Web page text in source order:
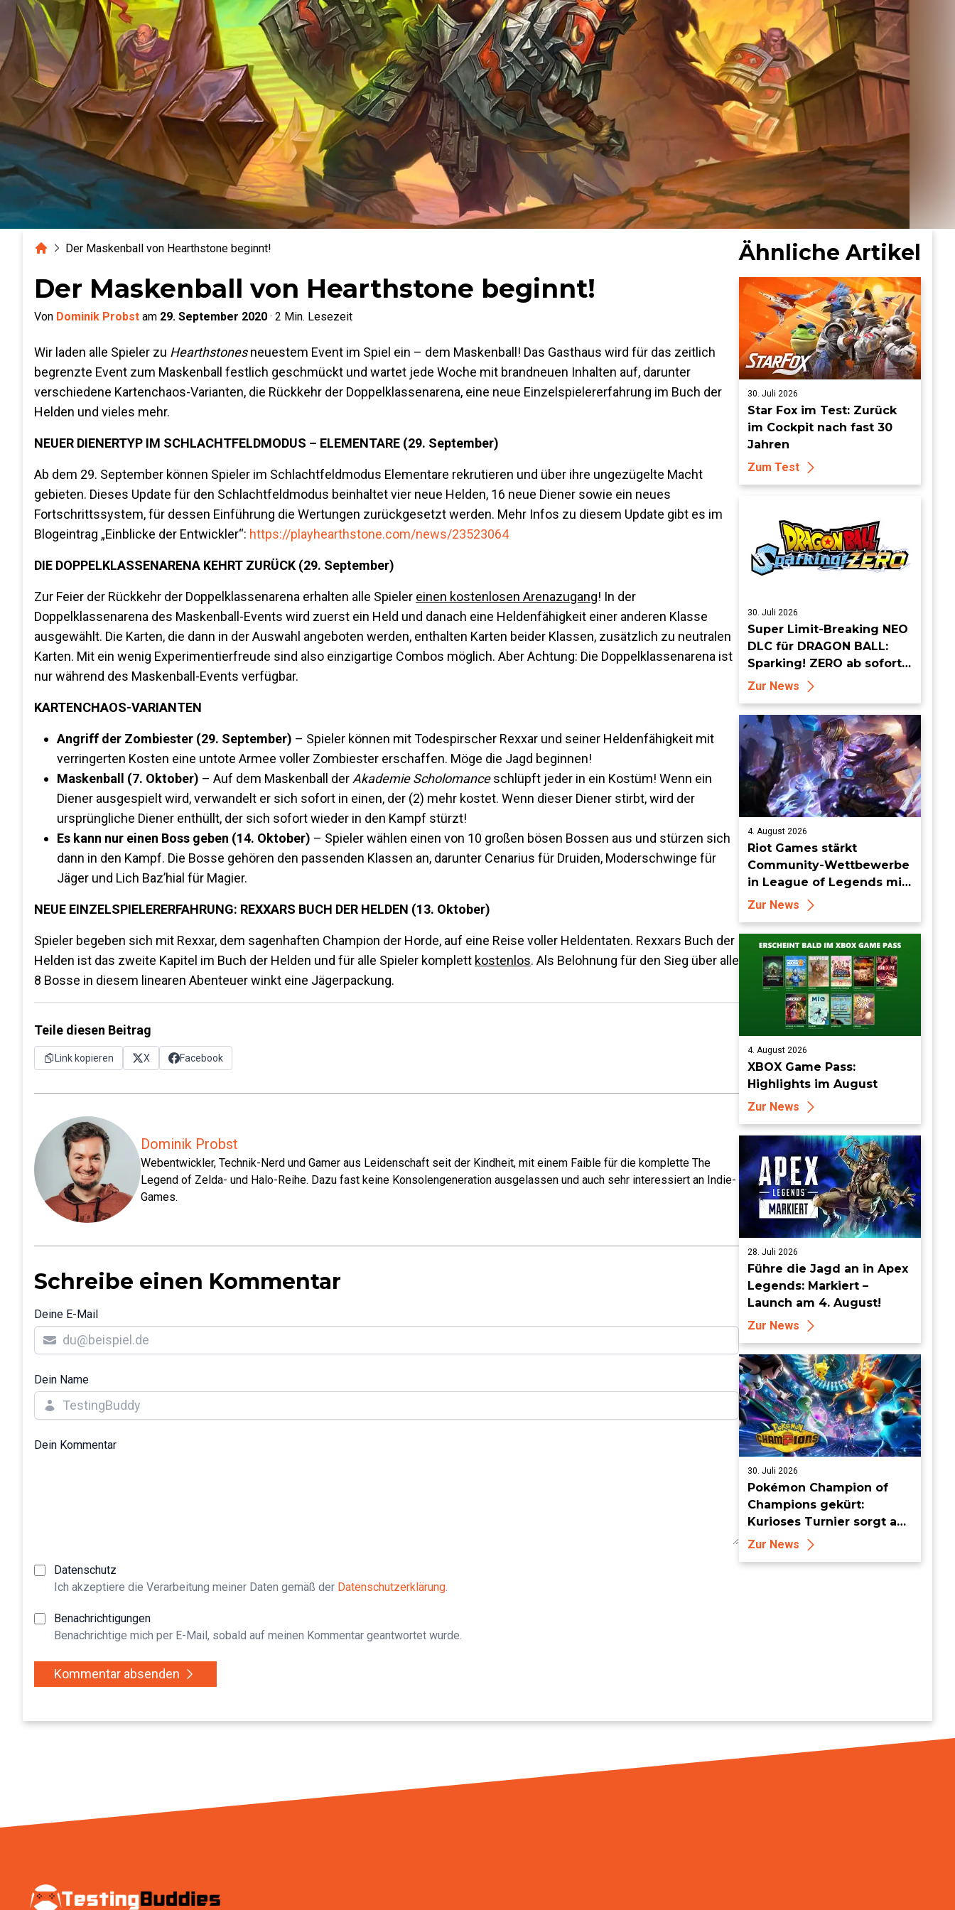
HomeDer Maskenball von Hearthstone beginnt!
Der Maskenball von Hearthstone beginnt!
Von Dominik Probst am 29. September 2020 · 2 Min. Lesezeit
Wir laden alle Spieler zu Hearthstonesneuestem Event im Spiel ein – dem Maskenball! Das Gasthaus wird für das zeitlich
begrenzte Event zum Maskenball festlich geschmückt und wartet jede Woche mit brandneuen Inhalten auf, darunter
verschiedene Kartenchaos-Varianten, die Rückkehr der Doppelklassenarena, eine neue Einzelspielererfahrung im Buch der
Helden und vieles mehr.
NEUER DIENERTYP IM SCHLACHTFELDMODUS – ELEMENTARE (29. September)
Ab dem 29. September können Spieler im Schlachtfeldmodus Elementare rekrutieren und über ihre ungezügelte Macht
gebieten. Dieses Update für den Schlachtfeldmodus beinhaltet vier neue Helden, 16 neue Diener sowie ein neues
Fortschrittssystem, für dessen Einführung die Wertungen zurückgesetzt werden. Mehr Infos zu diesem Update gibt es im
Blogeintrag „Einblicke der Entwickler“: https://playhearthstone.com/news/23523064
DIE DOPPELKLASSENARENA KEHRT ZURÜCK (29. September)
Zur Feier der Rückkehr der Doppelklassenarena erhalten alle Spieler einen kostenlosen Arenazugang! In der
Doppelklassenarena des Maskenball-Events wird zuerst ein Held und danach eine Heldenfähigkeit einer anderen Klasse
ausgewählt. Die Karten, die dann in der Auswahl angeboten werden, enthalten Karten beider Klassen, zusätzlich zu neutralen
Karten. Mit ein wenig Experimentierfreude sind also einzigartige Combos möglich. Aber Achtung: Die Doppelklassenarena ist
nur während des Maskenball-Events verfügbar.
KARTENCHAOS-VARIANTEN
Angriff der Zombiester (29. September) – Spieler können mit Todespirscher Rexxar und seiner Heldenfähigkeit mit
verringerten Kosten eine untote Armee voller Zombiester erschaffen. Möge die Jagd beginnen!
Maskenball (7. Oktober) – Auf dem Maskenball der Akademie Scholomanceschlüpft jeder in ein Kostüm! Wenn ein
Diener ausgespielt wird, verwandelt er sich sofort in einen, der (2) mehr kostet. Wenn dieser Diener stirbt, wird der
ursprüngliche Diener enthüllt, der sich sofort wieder in den Kampf stürzt!
Es kann nur einen Boss geben (14. Oktober) – Spieler wählen einen von 10 großen bösen Bossen aus und stürzen sich
dann in den Kampf. Die Bosse gehören den passenden Klassen an, darunter Cenarius für Druiden, Moderschwinge für
Jäger und Lich Baz’hial für Magier.
NEUE EINZELSPIELERERFAHRUNG: REXXARS BUCH DER HELDEN (13. Oktober)
Spieler begeben sich mit Rexxar, dem sagenhaften Champion der Horde, auf eine Reise voller Heldentaten. Rexxars Buch der
Helden ist das zweite Kapitel im Buch der Helden und für alle Spieler komplett kostenlos. Als Belohnung für den Sieg über alle
8 Bosse in diesem linearen Abenteuer winkt eine Jägerpackung.
Teile diesen Beitrag
Link kopieren X Facebook
Dominik Probst
Webentwickler, Technik-Nerd und Gamer aus Leidenschaft seit der Kindheit, mit einem Faible für die komplette The
Legend of Zelda- und Halo-Reihe. Dazu fast keine Konsolengeneration ausgelassen und auch sehr interessiert an Indie-
Games.
Schreibe einen Kommentar
Deine E-Mail
Dein Name
Dein Kommentar
Datenschutz
Ich akzeptiere die Verarbeitung meiner Daten gemäß der Datenschutzerklärung.
Benachrichtigungen
Benachrichtige mich per E-Mail, sobald auf meinen Kommentar geantwortet wurde.
Kommentar absenden
Ähnliche Artikel
30. Juli 2026
Star Fox im Test: Zurück
im Cockpit nach fast 30
Jahren
Zum Test
30. Juli 2026
Super Limit-Breaking NEO
DLC für DRAGON BALL:
Sparking! ZERO ab sofort
erhältlich
Zur News
4. August 2026
Riot Games stärkt
Community-Wettbewerbe
in League of Legends mit
neuen Organized-Play-
Zur News
4. August 2026
XBOX Game Pass:
Highlights im August
Zur News
28. Juli 2026
Führe die Jagd an in Apex
Legends: Markiert –
Launch am 4. August!
Zur News
30. Juli 2026
Pokémon Champion of
Champions gekürt:
Kurioses Turnier sorgt auf
Londoner Bühne für
Zur News